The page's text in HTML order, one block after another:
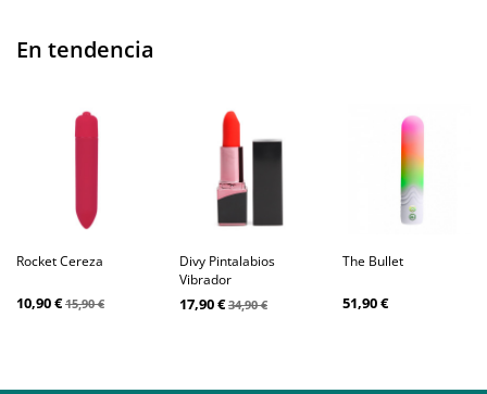
En tendencia
Rocket Cereza
10,90 €15,90 €
Divy Pintalabios
Vibrador
17,90 €34,90 €
The Bullet
51,90 €